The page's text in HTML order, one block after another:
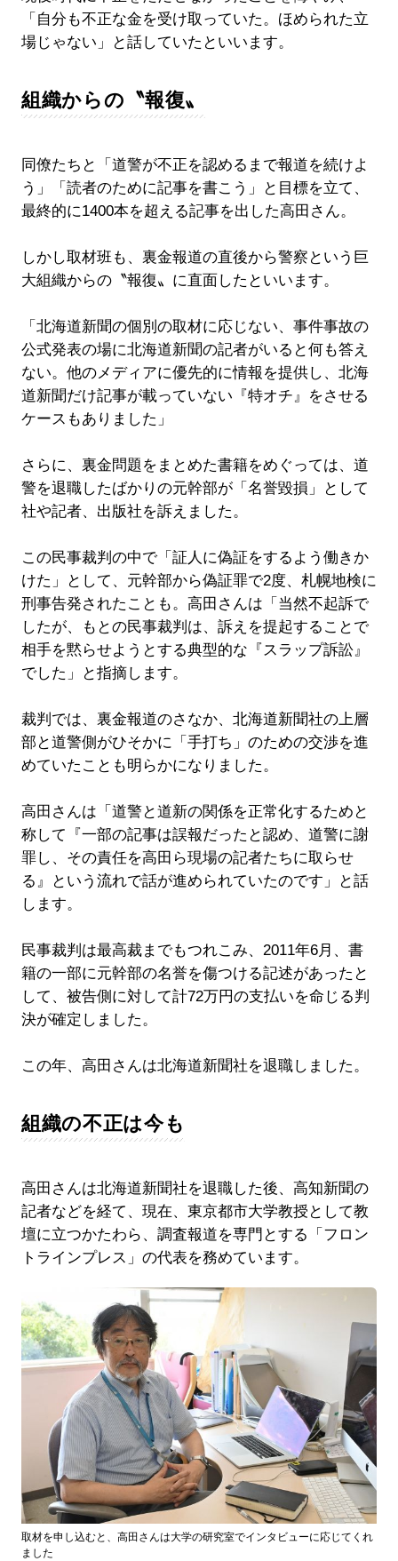
「自分も不正な金を受け取っていた。ほめられた立
場じゃない」と話していたといいます。
組織からの〝報復〟
同僚たちと「道警が不正を認めるまで報道を続けよ
う」「読者のために記事を書こう」と目標を立て、
最終的に1400本を超える記事を出した高田さん。
しかし取材班も、裏金報道の直後から警察という巨
大組織からの〝報復〟に直面したといいます。
「北海道新聞の個別の取材に応じない、事件事故の
公式発表の場に北海道新聞の記者がいると何も答え
ない。他のメディアに優先的に情報を提供し、北海
道新聞だけ記事が載っていない『特オチ』をさせる
ケースもありました」
さらに、裏金問題をまとめた書籍をめぐっては、道
警を退職したばかりの元幹部が「名誉毀損」として
社や記者、出版社を訴えました。
この民事裁判の中で「証人に偽証をするよう働きか
けた」として、元幹部から偽証罪で2度、札幌地検に
刑事告発されたことも。高田さんは「当然不起訴で
したが、もとの民事裁判は、訴えを提起することで
相手を黙らせようとする典型的な『スラップ訴訟』
でした」と指摘します。
裁判では、裏金報道のさなか、北海道新聞社の上層
部と道警側がひそかに「手打ち」のための交渉を進
めていたことも明らかになりました。
高田さんは「道警と道新の関係を正常化するためと
称して『一部の記事は誤報だったと認め、道警に謝
罪し、その責任を高田ら現場の記者たちに取らせ
る』という流れで話が進められていたのです」と話
します。
民事裁判は最高裁までもつれこみ、2011年6月、書
籍の一部に元幹部の名誉を傷つける記述があったと
して、被告側に対して計72万円の支払いを命じる判
決が確定しました。
この年、高田さんは北海道新聞社を退職しました。
組織の不正は今も
高田さんは北海道新聞社を退職した後、高知新聞の
記者などを経て、現在、東京都市大学教授として教
壇に立つかたわら、調査報道を専門とする「フロン
トラインプレス」の代表を務めています。
取材を申し込むと、高田さんは大学の研究室でインタビューに応じてくれ
ました